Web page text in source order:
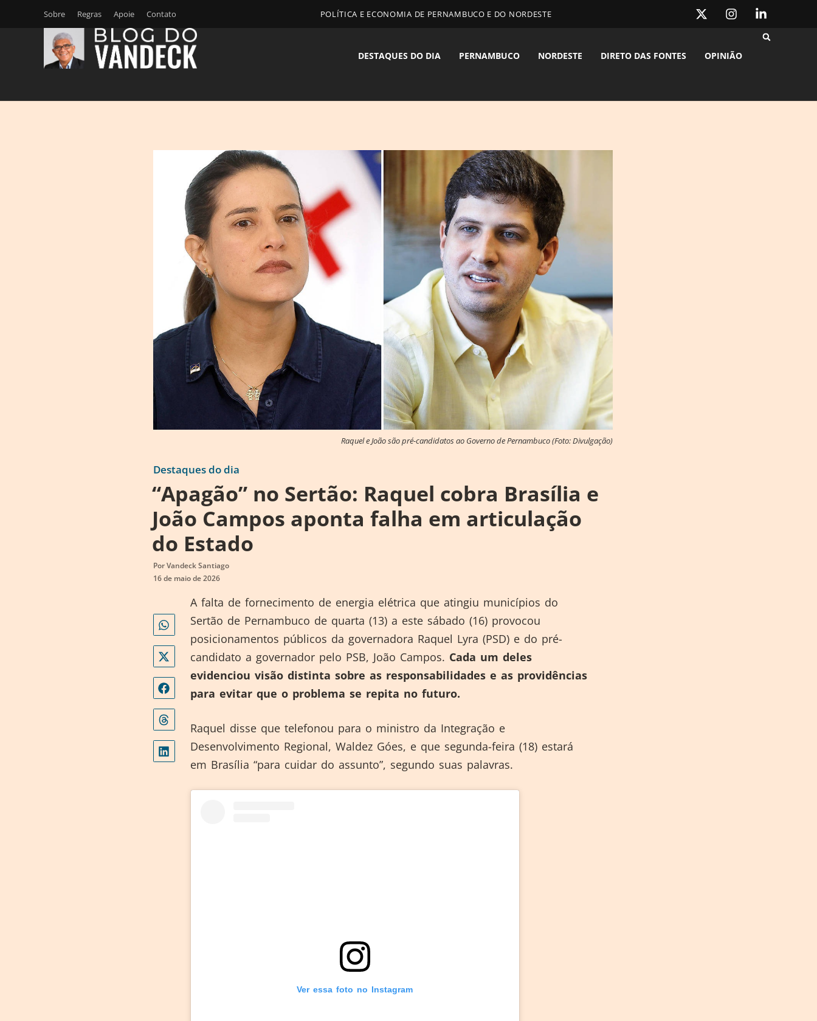
Sobre Regras Apoie Contato POLÍTICA E ECONOMIA DE PERNAMBUCO E DO NORDESTE
DESTAQUES DO DIA PERNAMBUCO NORDESTE DIRETO DAS FONTES OPINIÃO
Raquel e João são pré-candidatos ao Governo de Pernambuco (Foto: Divulgação)
Destaques do dia
“Apagão” no Sertão: Raquel cobra Brasília e
João Campos aponta falha em articulação
do Estado
PorVandeck Santiago
16 de maio de 2026
A falta de fornecimento de energia elétrica que atingiu municípios do
Sertão de Pernambuco de quarta (13) a este sábado (16) provocou
posicionamentos públicos da governadora Raquel Lyra (PSD) e do pré-
candidato a governador pelo PSB, João Campos. Cada um deles
evidenciou visão distinta sobre as responsabilidades e as providências
para evitar que o problema se repita no futuro.
Raquel disse que telefonou para o ministro da Integração e
Desenvolvimento Regional, Waldez Góes, e que segunda-feira (18) estará
em Brasília “para cuidar do assunto”, segundo suas palavras.
Ver essa foto no Instagram